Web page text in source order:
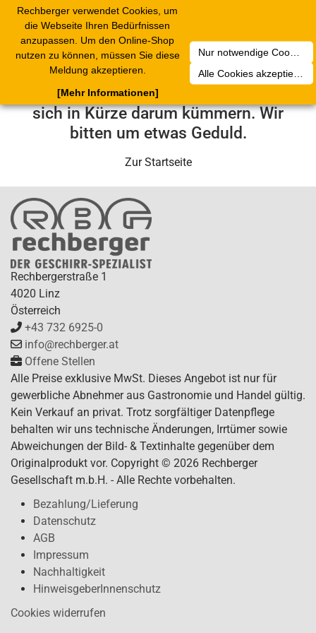
Rechberger verwendet Cookies, um
die Webseite Ihren Bedürfnissen
anzupassen. Um den Online-Shop
nutzen zu können, müssen Sie diese
Meldung akzeptieren.
Nur notwendige Cookies akzeptieren
Alle Cookies akzeptieren
[Mehr Informationen]
Leider ist ein technischer Fehler
aufgetreten. Unser Service-Team wird
sich in Kürze darum kümmern. Wir
bitten um etwas Geduld.
Zur Startseite
Rechbergerstraße 1
4020 Linz
Österreich
+43 732 6925-0
info@rechberger.at
Offene Stellen
Alle Preise exklusive MwSt. Dieses Angebot ist nur für
gewerbliche Abnehmer aus Gastronomie und Handel gültig.
Kein Verkauf an privat. Trotz sorgfältiger Datenpflege
behalten wir uns technische Änderungen, Irrtümer sowie
Abweichungen der Bild- & Textinhalte gegenüber dem
Originalprodukt vor. Copyright © 2026 Rechberger
Gesellschaft m.b.H. - Alle Rechte vorbehalten.
Bezahlung/Lieferung
Datenschutz
AGB
Impressum
Nachhaltigkeit
HinweisgeberInnenschutz
Cookies widerrufen